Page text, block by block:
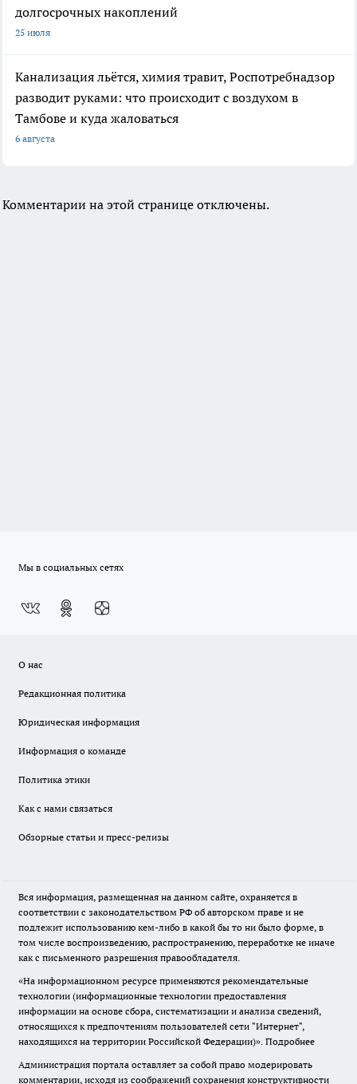
долгосрочных накоплений
25 июля
Канализация льётся, химия травит, Роспотребнадзор
разводит руками: что происходит с воздухом в
Тамбове и куда жаловаться
6 августа
Комментарии на этой странице отключены.
Мы в социальных сетях
О нас
Редакционная политика
Юридическая информация
Информация о команде
Политика этики
Как с нами связаться
Обзорные статьи и пресс-релизы
Вся информация, размещенная на данном сайте, охраняется в
соответствии с законодательством РФ об авторском праве и не
подлежит использованию кем-либо в какой бы то ни было форме, в
том числе воспроизведению, распространению, переработке не иначе
как с письменного разрешения правообладателя.
«На информационном ресурсе применяются рекомендательные
технологии (информационные технологии предоставления
информации на основе сбора, систематизации и анализа сведений,
относящихся к предпочтениям пользователей сети "Интернет",
находящихся на территории Российской Федерации)». Подробнее
Администрация портала оставляет за собой право модерировать
комментарии, исходя из соображений сохранения конструктивности